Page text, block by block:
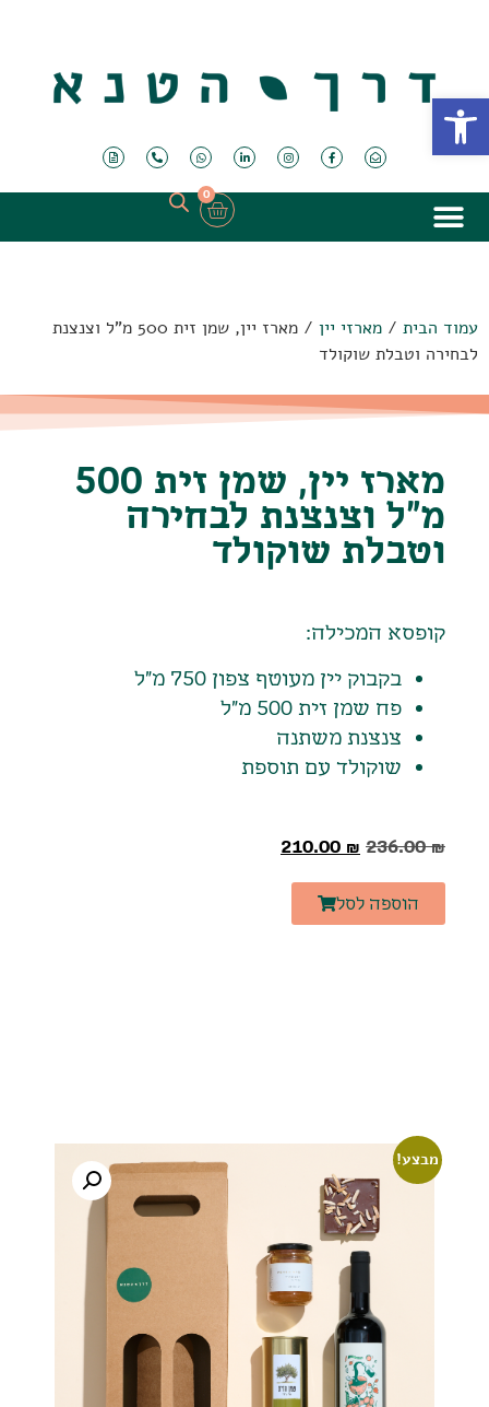
פתח סרגל נגישות
0
עמוד הבית / מארזי יין
/ מארז יין, שמן זית 500 מ"ל וצנצנת
לבחירה וטבלת שוקולד
מבצע!
מארז יין, שמן זית 500
מ"ל וצנצנת לבחירה
וטבלת שוקולד
קופסא המכילה:
בקבוק יין מעוטף צפון 750 מ"ל
פח שמן זית 500 מ"ל
צנצנת משתנה
שוקולד עם תוספת
236.00₪
210.00 ₪
הוספה לסל